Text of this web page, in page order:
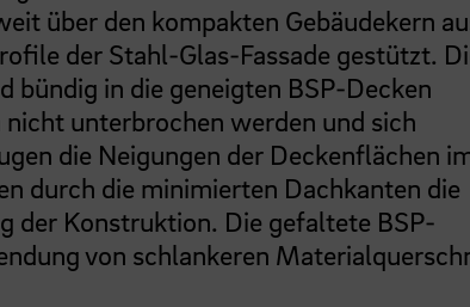
über den kompakten Gebäudekern
der Stahl-Glas-Fassade gestützt.
bündig in die geneigten BSP-Decken
nicht unterbrochen werden und sich
die Neigungen der Deckenflächen
durch die minimierten Dachkanten die
der Konstruktion. Die gefaltete BSP-
von schlankeren